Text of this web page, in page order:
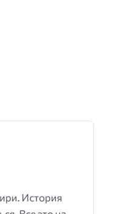
История